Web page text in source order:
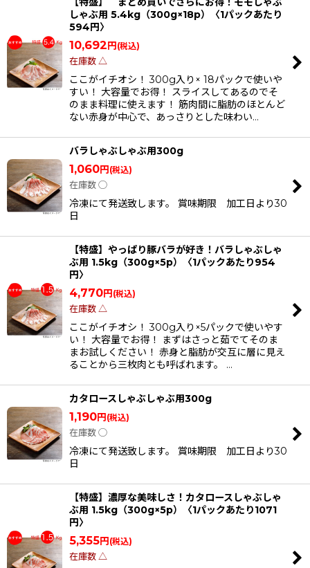
しゃぶ用 5.4kg（300g×18p）〈1パックあたり
594円〉
10,692円 (税込)
在庫数 △
ここがイチオシ！ 300g入り× 18パックで使いや
すい！ 大容量でお得！ スライスしてあるのでそ
のまま料理に使えます！ 筋肉間に脂肪のほとんど
ない赤身が中心で、あっさりとした味わい…
バラしゃぶしゃぶ用300g
1,060円 (税込)
在庫数 ◯
冷凍にて発送致します。 賞味期限 加工日より30
日
【特盛】やっぱり豚バラが好き！バラしゃぶしゃ
ぶ用 1.5kg（300g×5p）〈1パックあたり954
円〉
4,770円 (税込)
在庫数 △
ここがイチオシ！ 300g入り×5パックで使いやす
い！ 大容量でお得！ まずはさっと茹でてそのま
まお試しください！ 赤身と脂肪が交互に層に見え
ることから三枚肉とも呼ばれます。 …
カタロースしゃぶしゃぶ用300g
1,190円 (税込)
在庫数 ◯
冷凍にて発送致します。 賞味期限 加工日より30
日
【特盛】濃厚な美味しさ！カタロースしゃぶしゃ
ぶ用 1.5kg（300g×5p）〈1パックあたり1071
円〉
5,355円 (税込)
在庫数 △